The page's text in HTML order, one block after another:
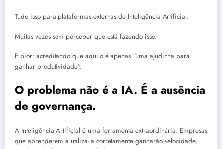
Tudo isso para plataformas externas de Inteligência Artificial.
Muitas vezes sem perceber que está fazendo isso.
E pior: acreditando que aquilo é apenas “uma ajudinha para
ganhar produtividade”.
O problema não é a IA. É a ausência
de governança.
A Inteligência Artificial é uma ferramenta extraordinária. Empresas
que aprenderem a utilizá-la corretamente ganharão velocidade,